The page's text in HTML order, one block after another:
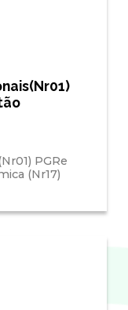
PGRe
(Nr17)